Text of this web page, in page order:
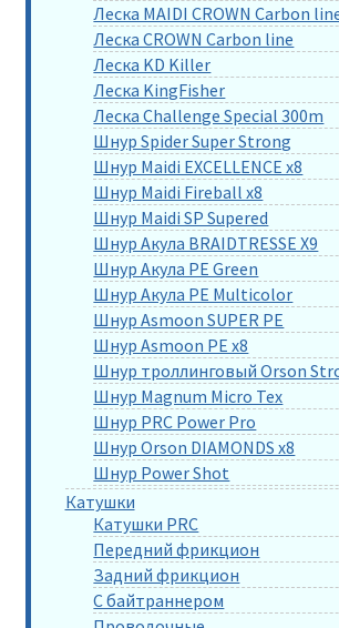
Леска MAIDI CROWN Carbon
Леска CROWN Carbon line
Леска KD Killer
Леска KingFisher
Леска Challenge Special 300m
Шнур Spider Super Strong
Шнур Maidi EXCELLENCE x8
Шнур Maidi Fireball x8
Шнур Maidi SP Supered
Шнур Акула BRAIDTRESSE X9
Шнур Акула PE Green
Шнур Акула PE Multicolor
Шнур Asmoon SUPER PE
Шнур Asmoon PE x8
Шнур троллинговый Orson
Шнур Magnum Micro Tex
Шнур PRC Power Pro
Шнур Orson DIAMONDS x8
Шнур Power Shot
Катушки
Катушки PRC
Передний фрикцион
Задний фрикцион
С байтраннером